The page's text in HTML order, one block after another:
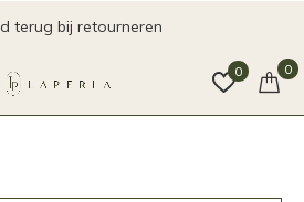
0 0
terug bij retourneren